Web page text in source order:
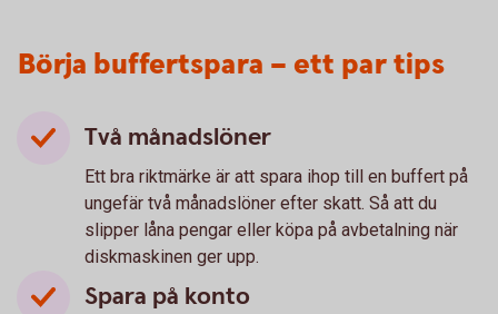
Börja buffertspara – ett par tips
Två månadslöner
Ett bra riktmärke är att spara ihop till en buffert på
ungefär två månadslöner efter skatt. Så att du
slipper låna pengar eller köpa på avbetalning när
diskmaskinen ger upp.
Spara på konto